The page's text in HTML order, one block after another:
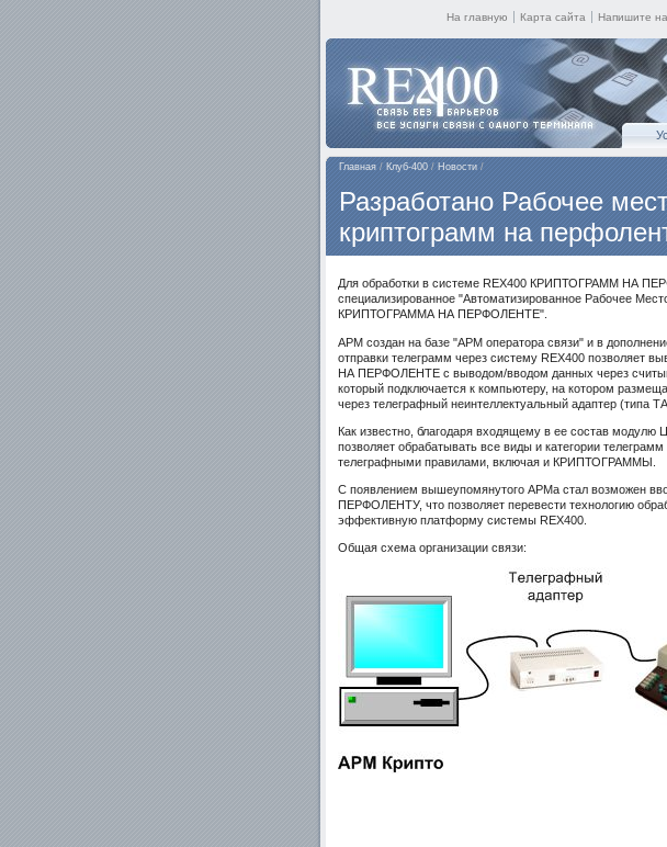
Главная / Клуб-400 / Новости /
Разработано Рабочее
криптограмм на
Для обработки в системе REX400 КРИПТОГРАММ НА
специализированное "Автоматизированное Рабочее
КРИПТОГРАММА НА ПЕРФОЛЕНТЕ".
АРМ создан на базе "АРМ оператора связи" и в
отправки телеграмм через систему REX400
НА ПЕРФОЛЕНТЕ с выводом/вводом данных через
который подключается к компьютеру, на котором
через телеграфный неинтеллектуальный адаптер (типа ТА
Как известно, благодаря входящему в ее состав модулю
позволяет обрабатывать все виды и категории
телеграфными правилами, включая и КРИПТОГРАММЫ.
С появлением вышеупомянутого АРМа стал возможен
ПЕРФОЛЕНТУ, что позволяет перевести технологию
эффективную платформу системы REX400.
Общая схема организации связи:
На главную Карта сайта Напишите